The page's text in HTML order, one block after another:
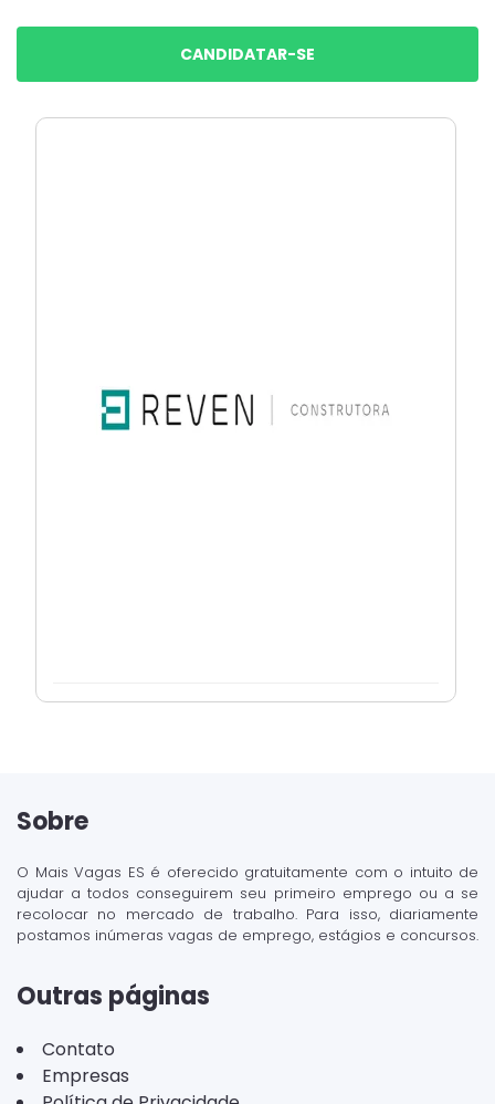
CANDIDATAR-SE
Sobre
O Mais Vagas ES é oferecido gratuitamente com o intuito de
ajudar a todos conseguirem seu primeiro emprego ou a se
recolocar no mercado de trabalho. Para isso, diariamente
postamos inúmeras vagas de emprego, estágios e concursos.
Outras páginas
Contato
Empresas